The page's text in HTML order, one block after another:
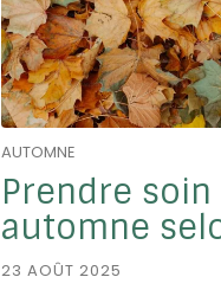
AUTOMNE
Prendre
automne
23 AOÛT 2025